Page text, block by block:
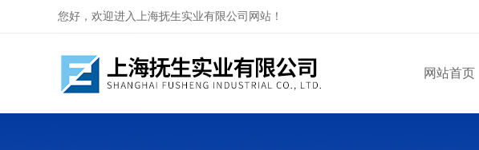
您好，欢迎进入上海抚生实业有限公司网站！
网站首页